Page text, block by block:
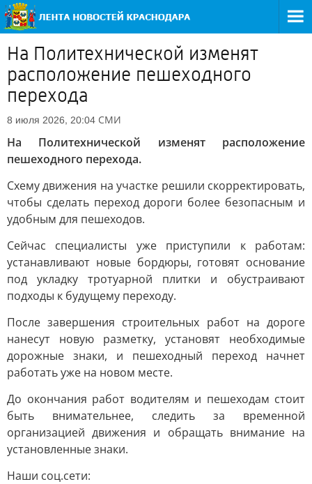
На Политехнической изменят
расположение пешеходного
перехода
8 июля 2026, 20:04 СМИ
На Политехнической изменят расположение
пешеходного перехода.
Схему движения на участке решили скорректировать,
чтобы сделать переход дороги более безопасным и
удобным для пешеходов.
Сейчас специалисты уже приступили к работам:
устанавливают новые бордюры, готовят основание
под укладку тротуарной плитки и обустраивают
подходы к будущему переходу.
После завершения строительных работ на дороге
нанесут новую разметку, установят необходимые
дорожные знаки, и пешеходный переход начнет
работать уже на новом месте.
До окончания работ водителям и пешеходам стоит
быть внимательнее, следить за временной
организацией движения и обращать внимание на
установленные знаки.
Наши соц.сети: